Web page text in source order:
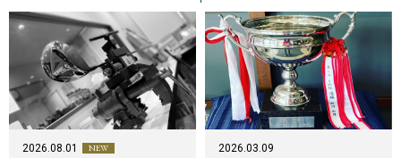
2026.08.01 NEW 2026.03.09